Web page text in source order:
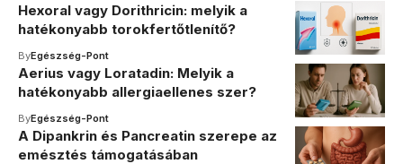
Hexoral vagy Dorithricin: melyik a
hatékonyabb torokfertőtlenítő?
ByEgészség-Pont
Aerius vagy Loratadin: Melyik a
hatékonyabb allergiaellenes szer?
ByEgészség-Pont
A Dipankrin és Pancreatin szerepe az
emésztés támogatásában